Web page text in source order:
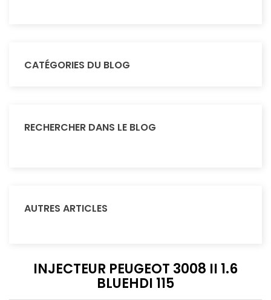
CATÉGORIES DU BLOG
RECHERCHER DANS LE BLOG
AUTRES ARTICLES
INJECTEUR PEUGEOT 3008 II 1.6
BLUEHDI 115